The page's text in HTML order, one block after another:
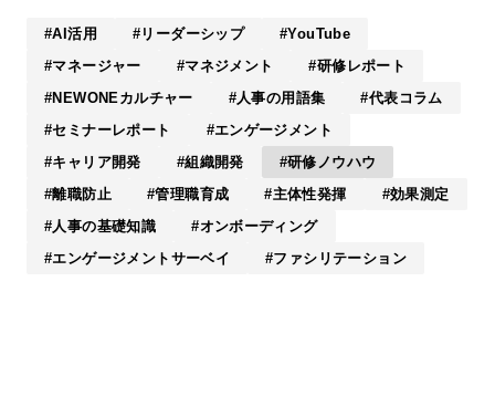
AI活用 リーダーシップ
YouTube
マネージャー
マネジメント
研修レポート
NEWONEカルチャー
人事の用語集
代表コラム
セミナーレポート
エンゲージメント
キャリア開発
組織開発
研修ノウハウ
離職防止
管理職育成 主体性発揮
効果測定
人事の基礎知識
オンボーディング
エンゲージメントサーベイ
ファシリテーション